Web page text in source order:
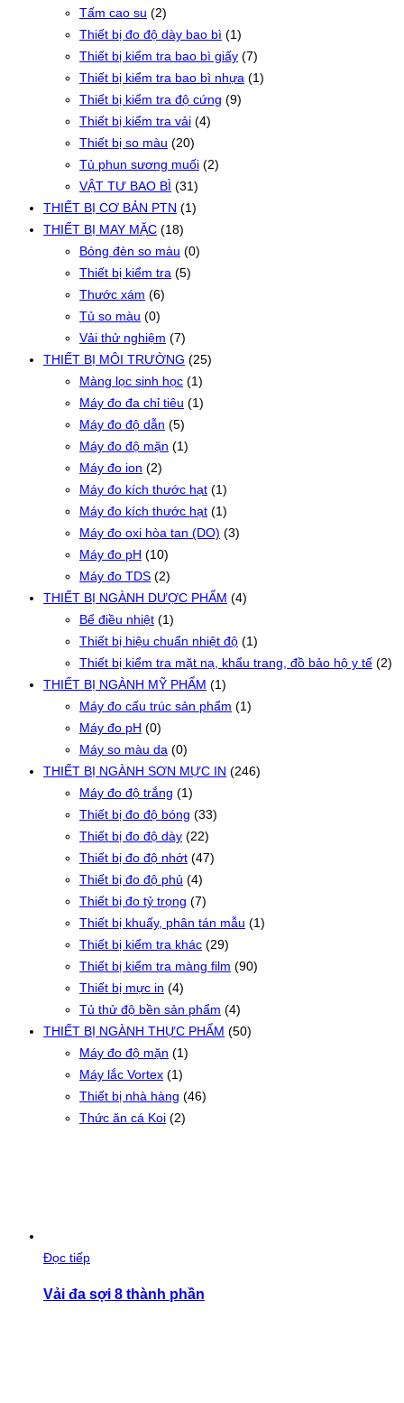
Tấm cao su (2)
Thiết bị đo độ dày bao bì (1)
Thiết bị kiểm tra bao bì giấy (7)
Thiết bị kiểm tra bao bì nhựa (1)
Thiết bị kiểm tra độ cứng (9)
Thiết bị kiểm tra vải (4)
Thiết bị so màu (20)
Tủ phun sương muối (2)
VẬT TƯ BAO BÌ (31)
THIẾT BỊ CƠ BẢN PTN (1)
THIẾT BỊ MAY MẶC (18)
Bóng đèn so màu (0)
Thiết bị kiểm tra (5)
Thước xám (6)
Tủ so màu (0)
Vải thử nghiệm (7)
THIẾT BỊ MÔI TRƯỜNG (25)
Màng lọc sinh học (1)
Máy đo đa chỉ tiêu (1)
Máy đo độ dẫn (5)
Máy đo độ mặn (1)
Máy đo ion (2)
Máy đo kích thước hạt (1)
Máy đo kích thước hạt (1)
Máy đo oxi hòa tan (DO) (3)
Máy đo pH (10)
Máy đo TDS (2)
THIẾT BỊ NGÀNH DƯỢC PHẨM (4)
Bể điều nhiệt (1)
Thiết bị hiệu chuẩn nhiệt độ (1)
Thiết bị kiểm tra mặt nạ, khẩu trang, đồ bảo hộ y tế (2)
THIẾT BỊ NGÀNH MỸ PHẨM (1)
Máy đo cấu trúc sản phẩm (1)
Máy đo pH (0)
Máy so màu da (0)
THIẾT BỊ NGÀNH SƠN MỰC IN (246)
Máy đo độ trắng (1)
Thiết bị đo độ bóng (33)
Thiết bị đo độ dày (22)
Thiết bị đo độ nhớt (47)
Thiết bị đo độ phủ (4)
Thiết bị đo tỷ trọng (7)
Thiết bị khuấy, phân tán mẫu (1)
Thiết bị kiểm tra khác (29)
Thiết bị kiểm tra màng film (90)
Thiết bị mực in (4)
Tủ thử độ bền sản phẩm (4)
THIẾT BỊ NGÀNH THỰC PHẨM (50)
Máy đo độ mặn (1)
Máy lắc Vortex (1)
Thiết bị nhà hàng (46)
Thức ăn cá Koi (2)
Đọc tiếp
Vải đa sợi 8 thành phần